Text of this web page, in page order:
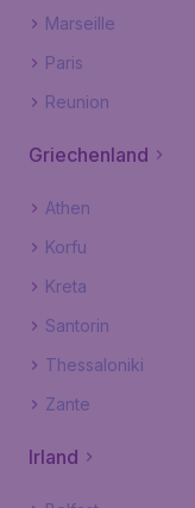
Marseille
Paris
Reunion
Griechenland
Athen
Korfu
Kreta
Santorin
Thessaloniki
Zante
Irland